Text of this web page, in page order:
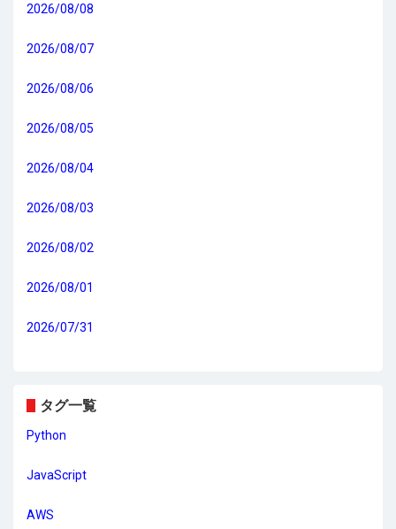
2026/08/08
2026/08/07
2026/08/06
2026/08/05
2026/08/04
2026/08/03
2026/08/02
2026/08/01
2026/07/31
タグ一覧
Python
JavaScript
AWS